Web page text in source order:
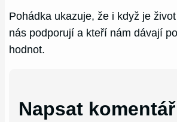
Pohádka ukazuje, že i když je
nás podporují a kteří nám dávají
hodnot.
Napsat komentář